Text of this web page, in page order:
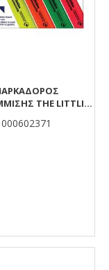
THE LITTLIES
000602371